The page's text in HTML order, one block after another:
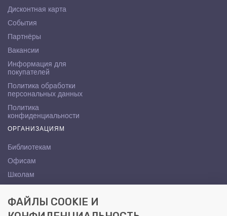
Дисконтная карта
События
Партнёры
Вакансии
Информация для
покупателей
Политика обработки
персональных данных
Политика
конфиденциальности
ОРГАНИЗАЦИЯМ
Библиотекам
Офисам
Школам
КОНТАКТЫ
ФАЙЛЫ COOKIE И